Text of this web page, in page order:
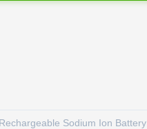
Sodium Ion Battery